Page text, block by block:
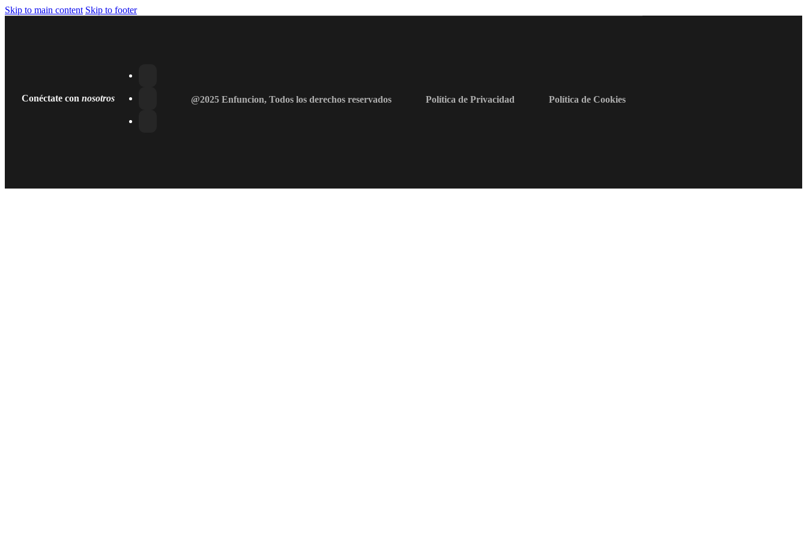
Skip to main content Skip to footer
Conéctate connosotros @2025 Enfuncion, Todos los derechos reservados Política de Privacidad Política de Cookies